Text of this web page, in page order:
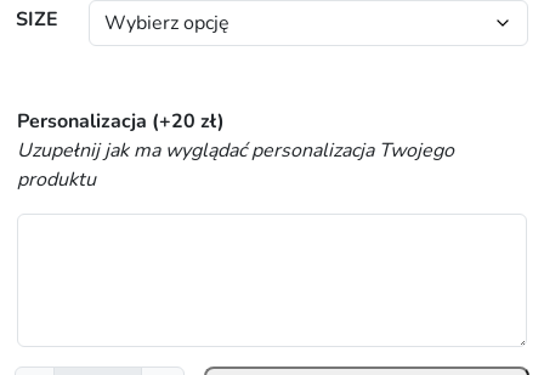
SIZE
Personalizacja (+20 zł)
Uzupełnij jak ma wyglądać personalizacja Twojego
produktu